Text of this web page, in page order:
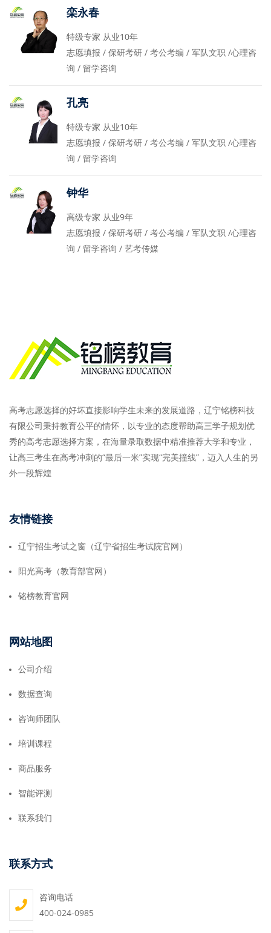
栾永春
特级专家 从业10年
志愿填报 / 保研考研 / 考公考编 / 军队文职 /心理咨
询 / 留学咨询
孔亮
特级专家 从业10年
志愿填报 / 保研考研 / 考公考编 / 军队文职 /心理咨
询 / 留学咨询
钟华
高级专家 从业9年
志愿填报 / 保研考研 / 考公考编 / 军队文职 /心理咨
询 / 留学咨询 / 艺考传媒
高考志愿选择的好坏直接影响学生未来的发展道路，辽宁铭榜科技
有限公司秉持教育公平的情怀，以专业的态度帮助高三学子规划优
秀的高考志愿选择方案，在海量录取数据中精准推荐大学和专业，
让高三考生在高考冲刺的“最后一米”实现“完美撞线”，迈入人生的另
外一段辉煌
友情链接
辽宁招生考试之窗（辽宁省招生考试院官网）
阳光高考（教育部官网）
铭榜教育官网
网站地图
公司介绍
数据查询
咨询师团队
培训课程
商品服务
智能评测
联系我们
联系方式
咨询电话
400-024-0985